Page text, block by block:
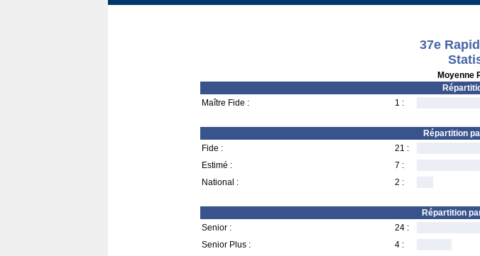
37e
Moyenne
Maître Fide :
1 :
Répartition
Fide :
21 :
Estimé :
7 :
National :
2 :
Répartition
Senior :
24 :
Senior Plus :
4 :